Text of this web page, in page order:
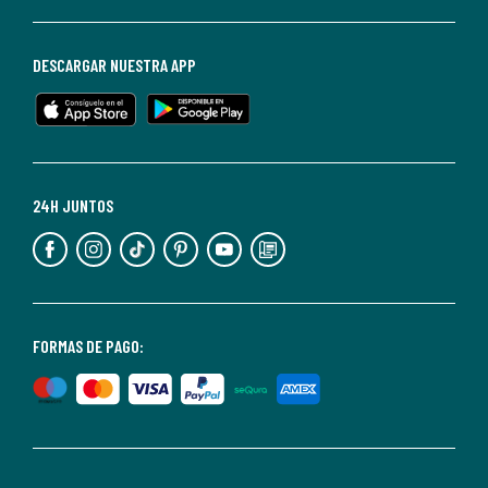
de
en
cualquier
Para
información,
puedes
nuestra
de
privacidad</2>.
FORMAS DE PAGO:
24H JUNTOS
DESCARGAR NUESTRA APP